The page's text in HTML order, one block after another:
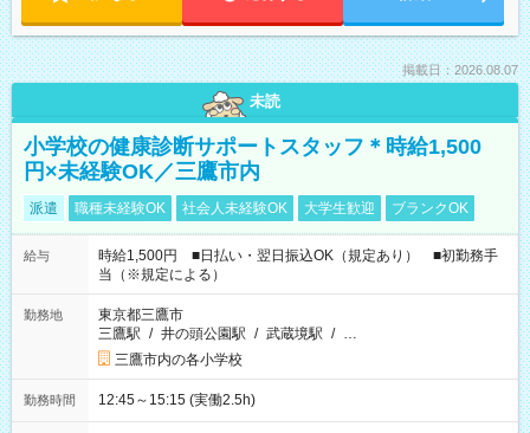
掲載日：2026.08.07
未読
小学校の健康診断サポートスタッフ＊時給1,500
円×未経験OK／三鷹市内
派遣 職種未経験OK 社会人未経験OK 大学生歓迎 ブランクOK
給与
時給1,500円 ■日払い・翌日振込OK（規定あり） ■初勤務手
当（※規定による）
勤務地
東京都三鷹市
三鷹駅 / 井の頭公園駅 / 武蔵境駅 / …
三鷹市内の各小学校
勤務時間 12:45～15:15 (実働2.5h)